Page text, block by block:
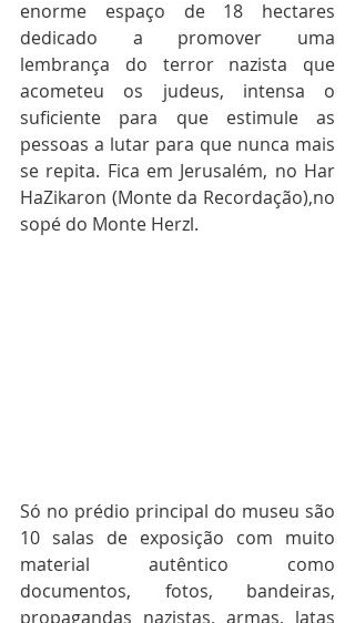
enorme espaço de 18 hectares
dedicado a promover uma
lembrança do terror nazista que
acometeu os judeus, intensa o
suficiente para que estimule as
pessoas a lutar para que nunca mais
se repita. Fica em Jerusalém, no Har
HaZikaron (Monte da Recordação),no
sopé do Monte Herzl.
Só no prédio principal do museu são
10 salas de exposição com muito
material autêntico como
documentos, fotos, bandeiras,
propagandas nazistas, armas, latas